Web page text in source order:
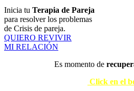
Inicia tu Terapia de Pareja
para resolver los problemas
de Crisis de pareja.
QUIERO REVIVIR
MI RELACIÓN
Es momento de
Click en el